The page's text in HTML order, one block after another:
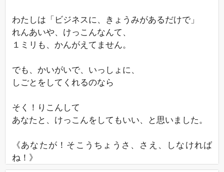
わたしは「ビジネスに、きょうみがあるだけで」
れんあいや、けっこんなんて、
１ミリも、かんがえてません。
でも、かいがいで、いっしょに、
しごとをしてくれるのなら
そく！りこんして
あなたと、けっこんをしてもいい、と思いました。
《あなたが！そこうちょうさ、さえ、しなければ
ね！》